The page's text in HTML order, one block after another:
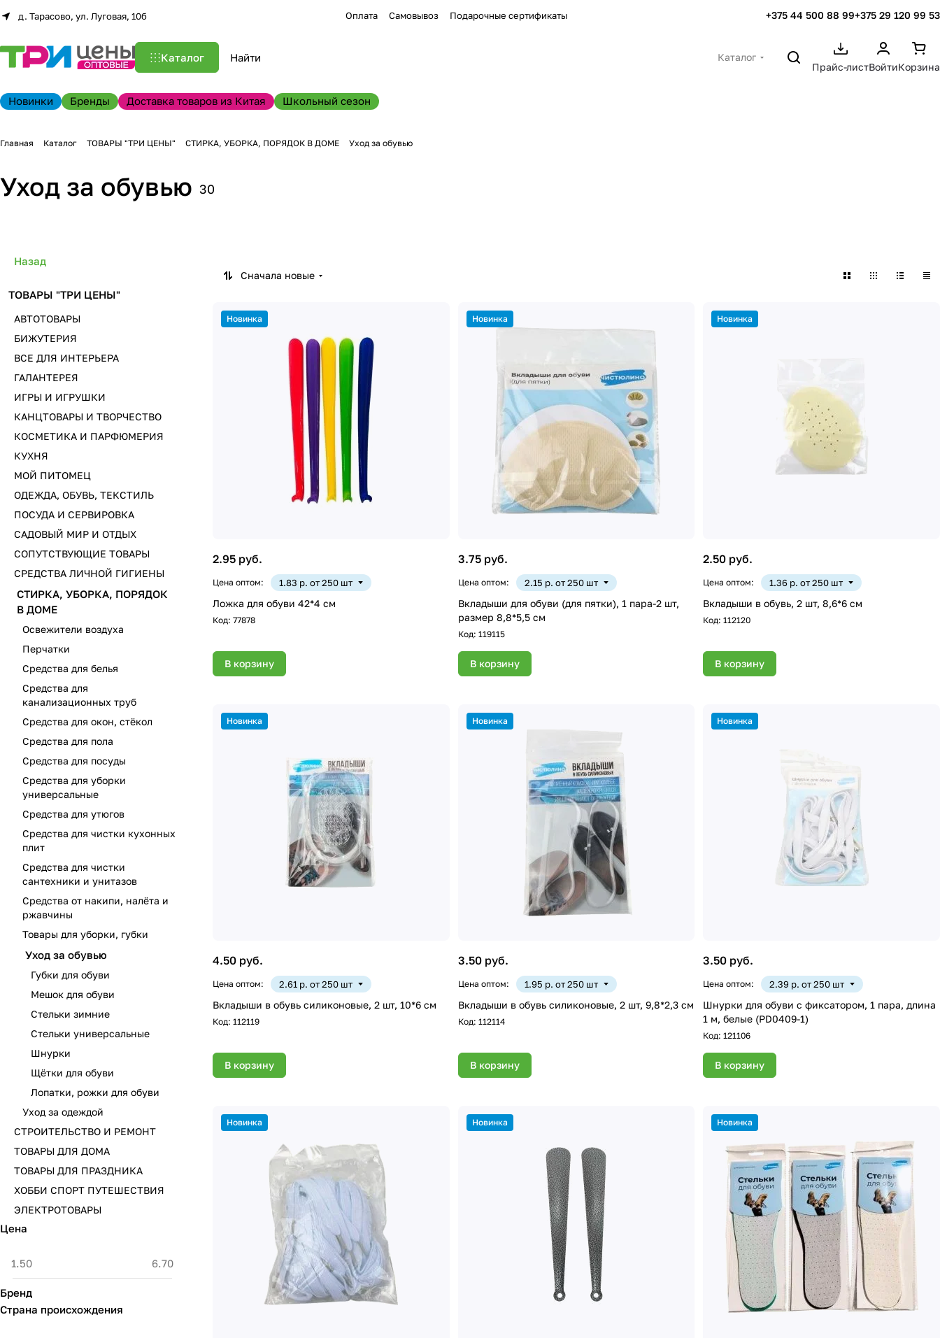
д. Тарасово, ул. Луговая, 10б Оплата Самовывоз Подарочные сертификаты +375 44 500 88 99+375 29 120 99 53
Каталог
Каталог
Прайс-листВойтиКорзина
Новинки Бренды Доставка товаров из Китая Школьный сезон
Главная Каталог ТОВАРЫ "ТРИ ЦЕНЫ" СТИРКА, УБОРКА, ПОРЯДОК В ДОМЕ Уход за обувью
Уход за обувью 30
Сначала новые
Новинка
2.95 руб.
Цена оптом: 1.83 р. от 250 шт
Ложка для обуви 42*4 см
Код: 77878
В корзину
Новинка
3.75 руб.
Цена оптом: 2.15 р. от 250 шт
Вкладыши для обуви (для пятки), 1 пара-2 шт,
размер 8,8*5,5 см
Код: 119115
В корзину
Новинка
2.50 руб.
Цена оптом: 1.36 р. от 250 шт
Вкладыши в обувь, 2 шт, 8,6*6 см
Код:112120
В корзину
Новинка
4.50 руб.
Цена оптом: 2.61 р. от 250 шт
Вкладыши в обувь силиконовые, 2 шт, 10*6 см
Код: 112119
В корзину
Новинка
3.50 руб.
Цена оптом: 1.95 р. от 250 шт
Вкладыши в обувь силиконовые, 2 шт, 9,8*2,3 см
Код: 112114
В корзину
Новинка
3.50 руб.
Цена оптом: 2.39 р. от 250 шт
Шнурки для обуви с фиксатором, 1 пара, длина
1 м, белые (PD0409-1)
Код:121106
В корзину
Новинка Новинка Новинка
Назад
ТОВАРЫ "ТРИ ЦЕНЫ"
АВТОТОВАРЫ
БИЖУТЕРИЯ
ВСЕ ДЛЯ ИНТЕРЬЕРА
ГАЛАНТЕРЕЯ
ИГРЫ И ИГРУШКИ
КАНЦТОВАРЫ И ТВОРЧЕСТВО
КОСМЕТИКА И ПАРФЮМЕРИЯ
КУХНЯ
МОЙ ПИТОМЕЦ
ОДЕЖДА, ОБУВЬ, ТЕКСТИЛЬ
ПОСУДА И СЕРВИРОВКА
САДОВЫЙ МИР И ОТДЫХ
СОПУТСТВУЮЩИЕ ТОВАРЫ
СРЕДСТВА ЛИЧНОЙ ГИГИЕНЫ
СТИРКА, УБОРКА, ПОРЯДОК
В ДОМЕ
Освежители воздуха
Перчатки
Средства для белья
Средства для
канализационных труб
Средства для окон, стёкол
Средства для пола
Средства для посуды
Средства для уборки
универсальные
Средства для утюгов
Средства для чистки кухонных
плит
Средства для чистки
сантехники и унитазов
Средства от накипи, налёта и
ржавчины
Товары для уборки, губки
Уход за обувью
Губки для обуви
Мешок для обуви
Стельки зимние
Стельки универсальные
Шнурки
Щётки для обуви
Лопатки, рожки для обуви
Уход за одеждой
СТРОИТЕЛЬСТВО И РЕМОНТ
ТОВАРЫ ДЛЯ ДОМА
ТОВАРЫ ДЛЯ ПРАЗДНИКА
ХОББИ СПОРТ ПУТЕШЕСТВИЯ
ЭЛЕКТРОТОВАРЫ
Цена
Бренд
Страна происхождения